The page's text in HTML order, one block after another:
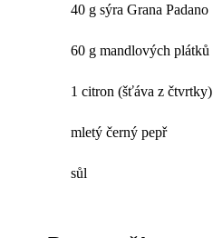
40 g sýra Grana Padano
60 g mandlových plátků
1 citron (šťáva z čtvrtky)
mletý černý pepř
sůl